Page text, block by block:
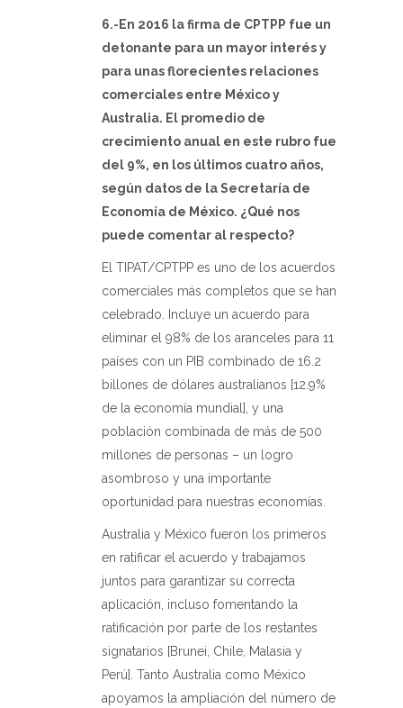
6.-En 2016 la firma de CPTPP fue un
detonante para un mayor interés y
para unas florecientes relaciones
comerciales entre México y
Australia. El promedio de
crecimiento anual en este rubro fue
del 9%, en los últimos cuatro años,
según datos de la Secretaría de
Economía de México. ¿Qué nos
puede comentar al respecto?
El TIPAT/CPTPP es uno de los acuerdos
comerciales más completos que se han
celebrado. Incluye un acuerdo para
eliminar el 98% de los aranceles para 11
países con un PIB combinado de 16.2
billones de dólares australianos [12.9%
de la economía mundial], y una
población combinada de más de 500
millones de personas – un logro
asombroso y una importante
oportunidad para nuestras economías.
Australia y México fueron los primeros
en ratificar el acuerdo y trabajamos
juntos para garantizar su correcta
aplicación, incluso fomentando la
ratificación por parte de los restantes
signatarios [Brunei, Chile, Malasia y
Perú]. Tanto Australia como México
apoyamos la ampliación del número de